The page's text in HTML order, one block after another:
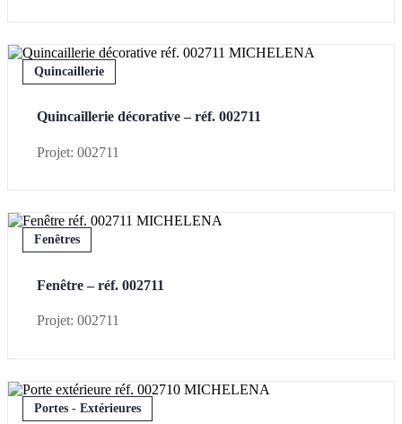
Quincaillerie
Quincaillerie décorative – réf. 002711
Projet: 002711
Fenêtres
Fenêtre – réf. 002711
Projet: 002711
Portes - Extérieures